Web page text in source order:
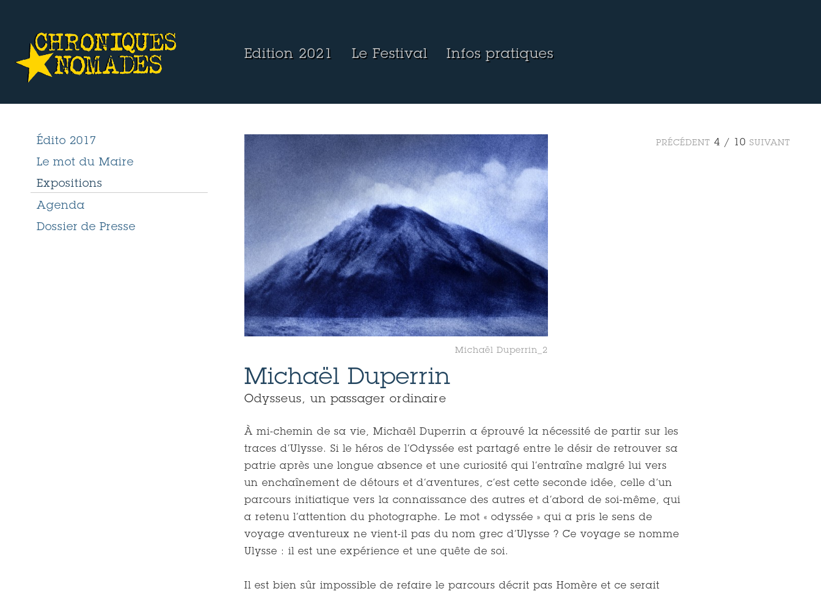
Edition 2021 Le Festival Infos pratiques
Édito 2017
Le mot du Maire
Expositions
Agenda
Dossier de Presse
PRÉCÉDENT 4 / 10 SUIVANT
Michaël Duperrin_2
Michaël Duperrin
Odysseus, un passager ordinaire
À mi-chemin de sa vie, Michaël Duperrin a éprouvé la nécessité de partir sur les
traces d’Ulysse. Si le héros de l’Odyssée est partagé entre le désir de retrouver sa
patrie après une longue absence et une curiosité qui l’entraîne malgré lui vers
un enchaînement de détours et d’aventures, c’est cette seconde idée, celle d’un
parcours initiatique vers la connaissance des autres et d’abord de soi-même, qui
a retenu l’attention du photographe. Le mot « odyssée » qui a pris le sens de
voyage aventureux ne vient-il pas du nom grec d’Ulysse ? Ce voyage se nomme
Ulysse : il est une expérience et une quête de soi.
Il est bien sûr impossible de refaire le parcours décrit pas Homère et ce serait